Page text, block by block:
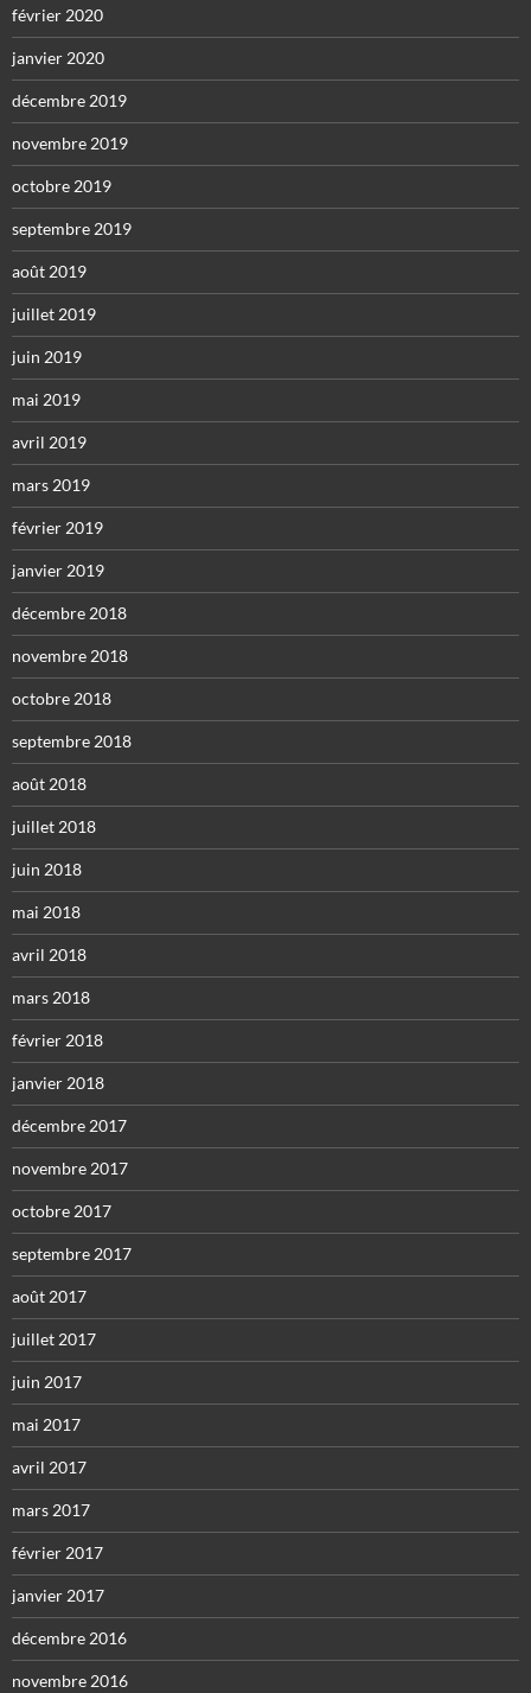
février 2020
janvier 2020
décembre 2019
novembre 2019
octobre 2019
septembre 2019
août 2019
juillet 2019
juin 2019
mai 2019
avril 2019
mars 2019
février 2019
janvier 2019
décembre 2018
novembre 2018
octobre 2018
septembre 2018
août 2018
juillet 2018
juin 2018
mai 2018
avril 2018
mars 2018
février 2018
janvier 2018
décembre 2017
novembre 2017
octobre 2017
septembre 2017
août 2017
juillet 2017
juin 2017
mai 2017
avril 2017
mars 2017
février 2017
janvier 2017
décembre 2016
novembre 2016